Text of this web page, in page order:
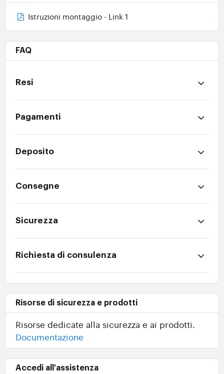
Istruzioni montaggio - Link 1
FAQ
Resi
Pagamenti
Deposito
Consegne
Sicurezza
Richiesta di consulenza
Risorse di sicurezza e prodotti
Risorse dedicate alla sicurezza e ai prodotti.
Documentazione
Accedi all'assistenza